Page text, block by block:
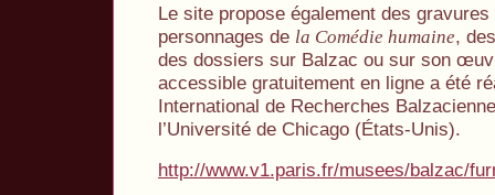
Le site propose également des
personnages de la Comédie humaine,
des dossiers sur Balzac ou sur son
accessible gratuitement en ligne a été
International de Recherches
l’Université de Chicago (États-Unis).
http://www.v1.paris.fr/musees/balzac/